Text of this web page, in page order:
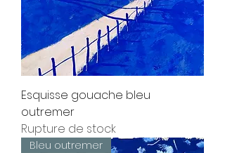
Esquisse gouache bleu
outremer
Rupture de stock
Bleu outremer